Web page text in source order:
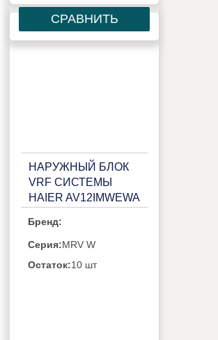
СРАВНИТЬ
НАРУЖНЫЙ БЛОК
VRF СИСТЕМЫ
HAIER AV12IMWEWA
Бренд:
Серия:MRV W
Остаток:10 шт